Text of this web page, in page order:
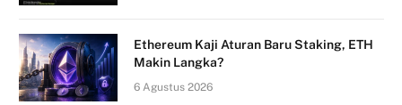
Ethereum Kaji Aturan Baru Staking, ETH
Makin Langka?
6 Agustus 2026